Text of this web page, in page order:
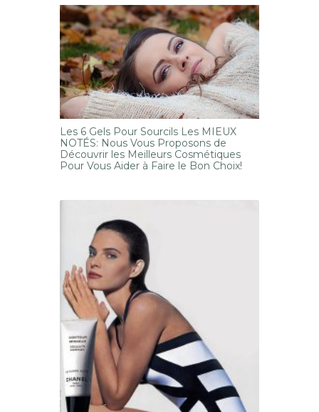
Les 6 Gels Pour Sourcils Les MIEUX
NOTÉS: Nous Vous Proposons de
Découvrir les Meilleurs Cosmétiques
Pour Vous Aider à Faire le Bon Choix!